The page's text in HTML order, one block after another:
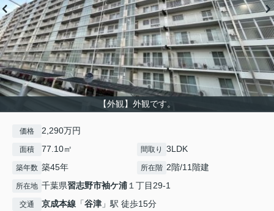
【外観】外観です。
価格 2,290万円
面積 77.10㎡ 間取り 3LDK
築年数 築45年 所在階 2階/11階建
所在地 千葉県習志野市袖ケ浦１丁目29-1
交通 京成本線 「谷津 」駅 徒歩15分